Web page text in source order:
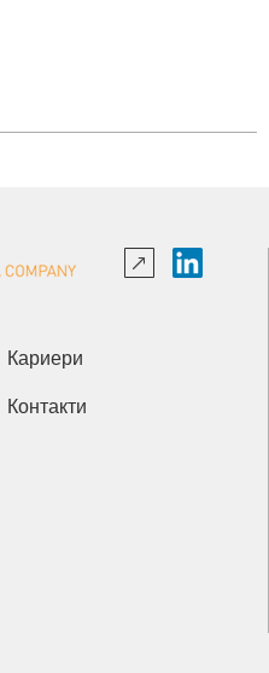
Кариери
Контакти